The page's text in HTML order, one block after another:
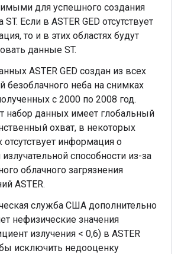
для успешного создания
ST. Если в ASTER GED отсутствует
то и в этих областях будут
данные ST.
ASTER GED создан из всех
безоблачного неба на снимках
с 2000 по 2008 год.
набор данных имеет глобальный
охват, в некоторых
отсутствует информация о
способности из-за
облачного загрязнения
ASTER.
служба США дополнительно
нефизические значения
излучения < 0,6) в ASTER
исключить недооценку